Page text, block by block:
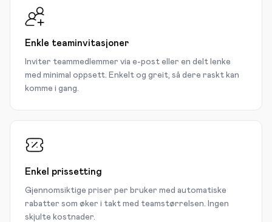
Enkle teaminvitasjoner
Inviter teammedlemmer via e-post eller en delt lenke
med minimal oppsett. Enkelt og greit, så dere raskt kan
komme i gang.
Enkel prissetting
Gjennomsiktige priser per bruker med automatiske
rabatter som øker i takt med teamstørrelsen. Ingen
skjulte kostnader.